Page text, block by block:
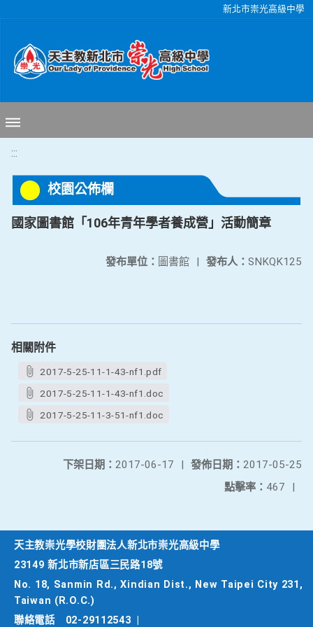
新北市崇光高級中學
:::
校園公佈欄
國家圖書館「106年青年學者養成營」活動簡章
發布人： SNKQK125
發布單位： 圖書館 |
相關附件
2017-5-25-11-1-43-nf1.pdf
2017-5-25-11-1-43-nf1.doc
2017-5-25-11-3-51-nf1.doc
發佈日期： 2017-05-25
下架日期： 2017-06-17
|
點擊率： 467 |
天主教崇光學校財團法人新北市崇光高級中學
23149 新北市新店區三民路18號
No. 18, Sanmin Rd., Xindian Dist., New Taipei City 231,
Taiwan (R.O.C.)
聯絡電話
02-29112543